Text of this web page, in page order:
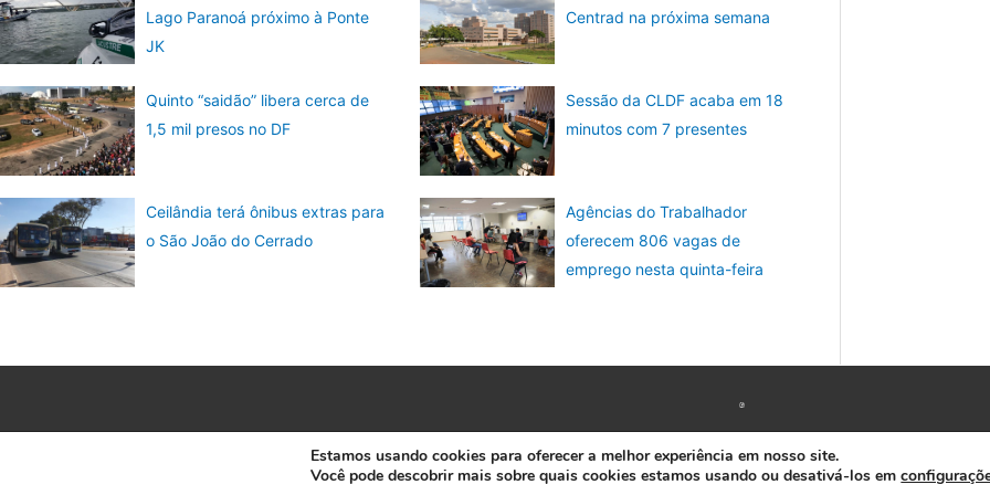
Lago Paranoá próximo à Ponte
JK
Centrad na próxima semana
Quinto “saidão” libera cerca de
1,5 mil presos no DF
Sessão da CLDF acaba em 18
minutos com 7 presentes
Ceilândia terá ônibus extras para
o São João do Cerrado
Agências do Trabalhador
oferecem 806 vagas de
emprego nesta quinta-feira
Copyright © 2026 www.ACORDA DF
Estamos usando cookies para oferecer a melhor experiência em nosso site.
Você pode descobrir mais sobre quais cookies estamos usando ou desativá-los em